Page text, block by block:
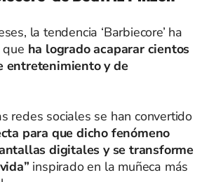
la tendencia ‘Barbiecore’ ha
ha logrado acaparar cientos
entretenimiento y de
redes sociales se han convertido
para que dicho fenómeno
digitales y se transforme
inspirado en la muñeca más